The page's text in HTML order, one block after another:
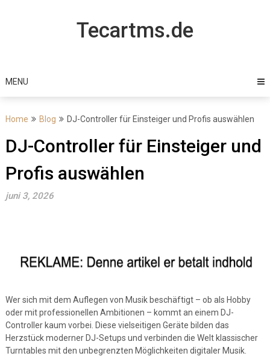
Tecartms.de
MENU
Home Blog DJ-Controller für Einsteiger und Profis auswählen
DJ-Controller für Einsteiger und
Profis auswählen
juni 3, 2026
Wer sich mit dem Auflegen von Musik beschäftigt – ob als Hobby
oder mit professionellen Ambitionen – kommt an einem DJ-
Controller kaum vorbei. Diese vielseitigen Geräte bilden das
Herzstück moderner DJ-Setups und verbinden die Welt klassischer
Turntables mit den unbegrenzten Möglichkeiten digitaler Musik.